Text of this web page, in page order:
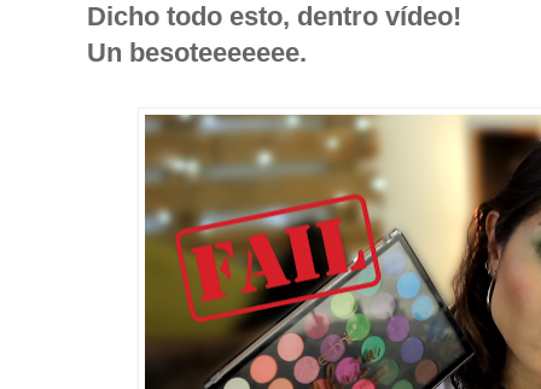
Dicho todo esto, dentro vídeo!
Un besoteeeeeee.